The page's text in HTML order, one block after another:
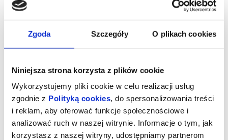
Zgoda Szczegóły O plikach cookies
Niniejsza strona korzysta z plików cookie
Wykorzystujemy pliki cookie w celu realizacji usług
zgodnie z Polityką cookies, do spersonalizowania treści
i reklam, aby oferować funkcje społecznościowe i
analizować ruch w naszej witrynie. Informacje o tym, jak
korzystasz z naszej witryny, udostępniamy partnerom